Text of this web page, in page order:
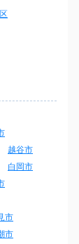
越谷市
白岡市
市
市